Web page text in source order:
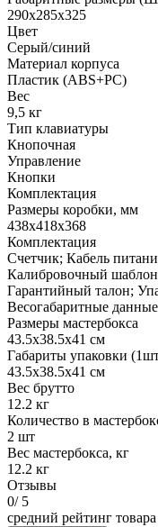
290х285х325
Цвет
Серый/синий
Материал корпуса
Пластик (ABS+PC)
Вес
9,5 кг
Тип клавиатуры
Кнопочная
Управление
Кнопки
Комплектация
Размеры коробки, мм
438x418x368
Комплектация
Счетчик; Кабель
Калибровочный
Гарантийный талон;
Весогабаритные данные
Размеры мастербокса
43.5х38.5х41 см
Габариты упаковки
43.5х38.5х41 см
Вес брутто
12.2 кг
Количество в
2 шт
Вес мастербокса, кг
12.2 кг
Отзывы
0/ 5
средний рейтинг товара